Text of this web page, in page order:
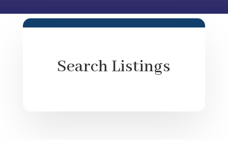
Search Listings